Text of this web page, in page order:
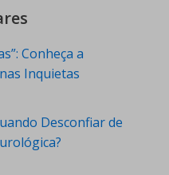
Conheça a
Inquietas
Desconfiar de